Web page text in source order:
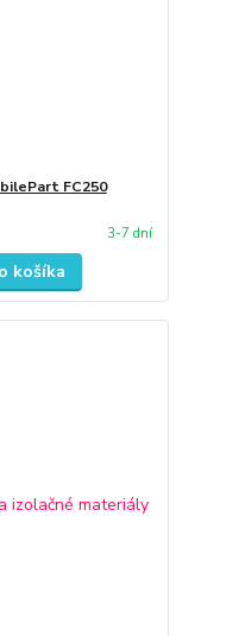
FC250
3-7 dní
košíka